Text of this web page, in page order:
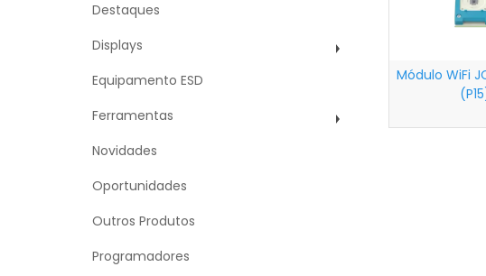
Módulo WiFi
Destaques
Displays
Equipamento ESD
Ferramentas
Novidades
Oportunidades
Outros Produtos
Programadores